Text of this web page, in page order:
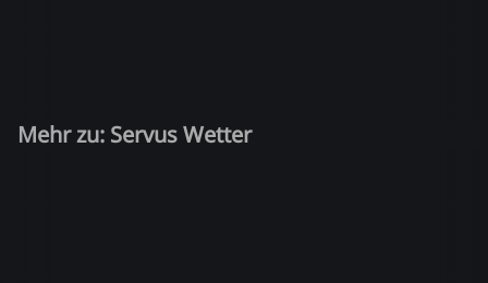
Mehr zu: Servus Wetter